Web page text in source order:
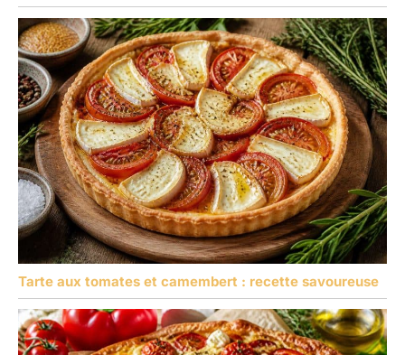
Tarte aux tomates et camembert : recette savoureuse